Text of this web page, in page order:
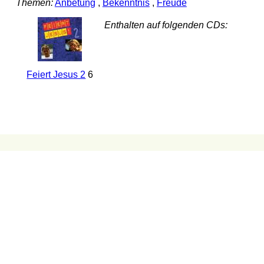
Themen:Anbetung , Bekenntnis, Freude
Enthalten auf folgenden CDs:
Feiert Jesus 2 6